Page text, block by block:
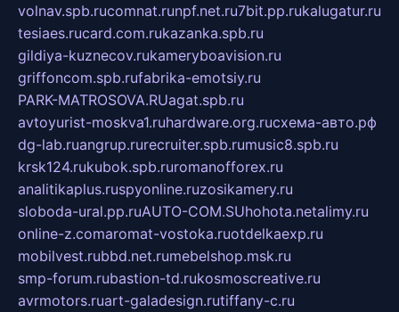
volnav.spb.rucomnat.runpf.net.ru7bit.pp.rukalugatur.ru
tesiaes.rucard.com.rukazanka.spb.ru
gildiya-kuznecov.rukameryboavision.ru
griffoncom.spb.rufabrika-emotsiy.ru
PARK-MATROSOVA.RUagat.spb.ru
avtoyurist-moskva1.ruhardware.org.ruсхема-авто.рф
dg-lab.ruangrup.rurecruiter.spb.rumusic8.spb.ru
krsk124.rukubok.spb.ruromanofforex.ru
analitikaplus.ruspyonline.ruzosikamery.ru
sloboda-ural.pp.ruAUTO-COM.SUhohota.netalimy.ru
online-z.comaromat-vostoka.ruotdelkaexp.ru
mobilvest.rubbd.net.rumebelshop.msk.ru
smp-forum.rubastion-td.rukosmoscreative.ru
avrmotors.ruart-galadesign.rutiffany-c.ru